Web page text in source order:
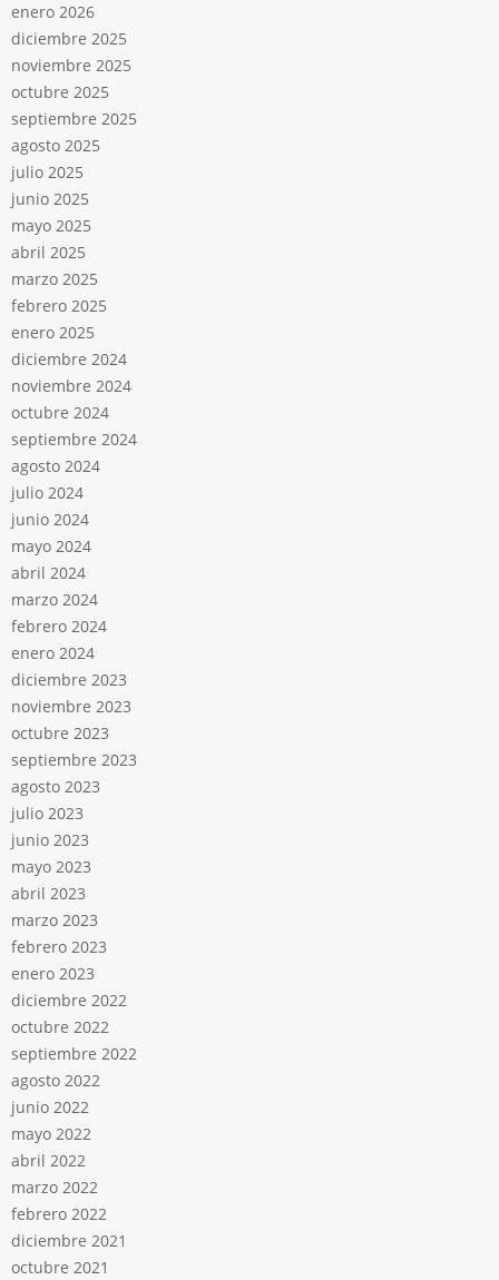
enero 2026
diciembre 2025
noviembre 2025
octubre 2025
septiembre 2025
agosto 2025
julio 2025
junio 2025
mayo 2025
abril 2025
marzo 2025
febrero 2025
enero 2025
diciembre 2024
noviembre 2024
octubre 2024
septiembre 2024
agosto 2024
julio 2024
junio 2024
mayo 2024
abril 2024
marzo 2024
febrero 2024
enero 2024
diciembre 2023
noviembre 2023
octubre 2023
septiembre 2023
agosto 2023
julio 2023
junio 2023
mayo 2023
abril 2023
marzo 2023
febrero 2023
enero 2023
diciembre 2022
octubre 2022
septiembre 2022
agosto 2022
junio 2022
mayo 2022
abril 2022
marzo 2022
febrero 2022
diciembre 2021
octubre 2021